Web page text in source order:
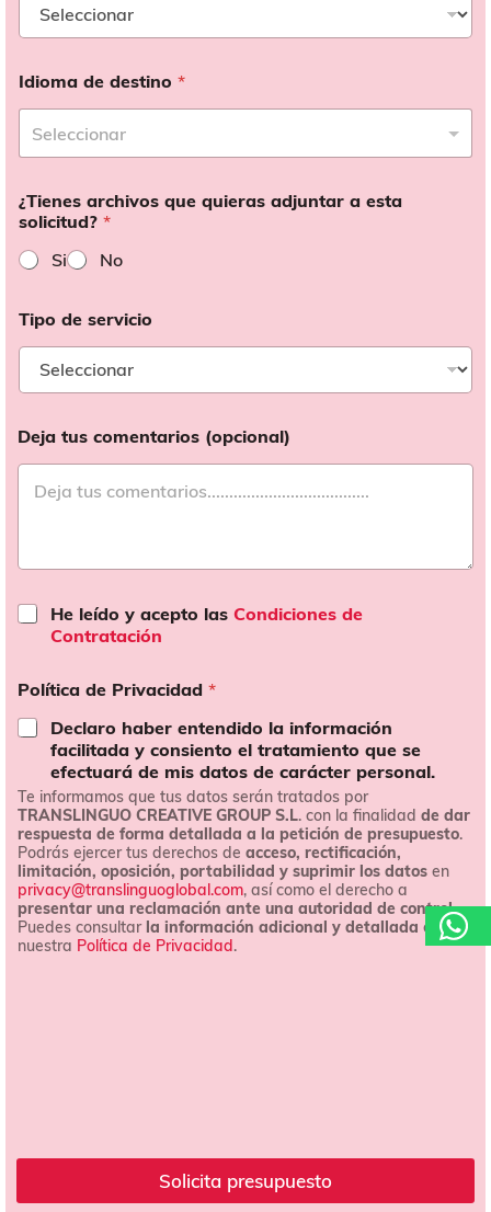
Idioma de destino *
¿Tienes archivos que quieras adjuntar a esta
solicitud? *
Si
No
Tipo de servicio
Deja tus comentarios (opcional)
C
i
c
i
e
s
d
e
c
o
n
t
He leído y acepto las Condiciones de
Contratación
e
*
*
Política de Privacidad *
Declaro haber entendido la información
facilitada y consiento el tratamiento que se
efectuará de mis datos de carácter personal.
Te informamos que tus datos serán tratados por
TRANSLINGUO CREATIVE GROUP S.L. con la finalidad de dar
respuesta de forma detallada a la petición de presupuesto.
Podrás ejercer tus derechos de acceso, rectificación,
limitación, oposición, portabilidad y suprimir los datos en
privacy@translinguoglobal.com, así como el derecho a
presentar una reclamación ante una autoridad de control.
Puedes consultar la información adicional y detallada en
nuestra Política de Privacidad.
Solicita presupuesto